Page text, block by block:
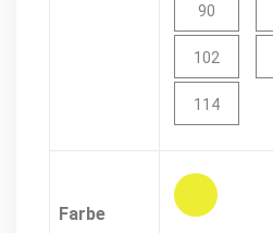
90
102
114
Farbe